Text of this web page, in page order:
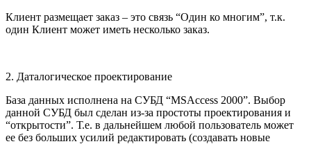
Клиент размещает заказ – это связь “Один ко многим”, т.к.
один Клиент может иметь несколько заказ.
2. Даталогическое проектирование
База данных исполнена на СУБД “MSAccess 2000”. Выбор
данной СУБД был сделан из-за простоты проектирования и
“открытости”. Т.е. в дальнейшем любой пользователь может
ее без больших усилий редактировать (создавать новые